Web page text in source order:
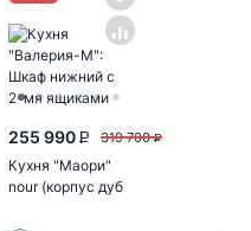
255 990 P 319 700 P
Кухня "Маори"
nour (корпус дуб